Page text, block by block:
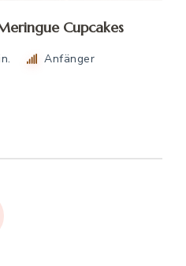
Cupcakes
Anfänger